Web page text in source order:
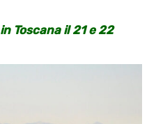
in Toscana il 21 e 22